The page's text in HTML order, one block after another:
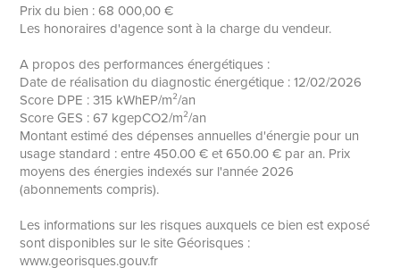
Prix du bien : 68 000,00 €
Les honoraires d'agence sont à la charge du vendeur.
A propos des performances énergétiques :
Date de réalisation du diagnostic énergétique : 12/02/2026
Score DPE : 315 kWhEP/m²/an
Score GES : 67 kgepCO2/m²/an
Montant estimé des dépenses annuelles d'énergie pour un
usage standard : entre 450.00 € et 650.00 € par an. Prix
moyens des énergies indexés sur l'année 2026
(abonnements compris).
Les informations sur les risques auxquels ce bien est exposé
sont disponibles sur le site Géorisques :
www.georisques.gouv.fr